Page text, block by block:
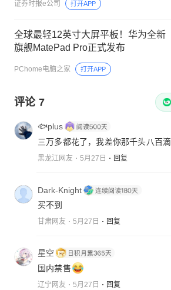
证券时报e公司 打开APP
全球最轻12英寸大屏平板！华为全新
旗舰MatePad Pro正式发布
PChome电脑之家 打开APP
评论 7
🐟plus
三万多都花了，我差你那千头八百滴
黑龙江网友 5月27日 回复
Dark-Knight
买不到
甘肃网友 5月27日 回复
星空
国内禁售
辽宁网友 5月27日 回复